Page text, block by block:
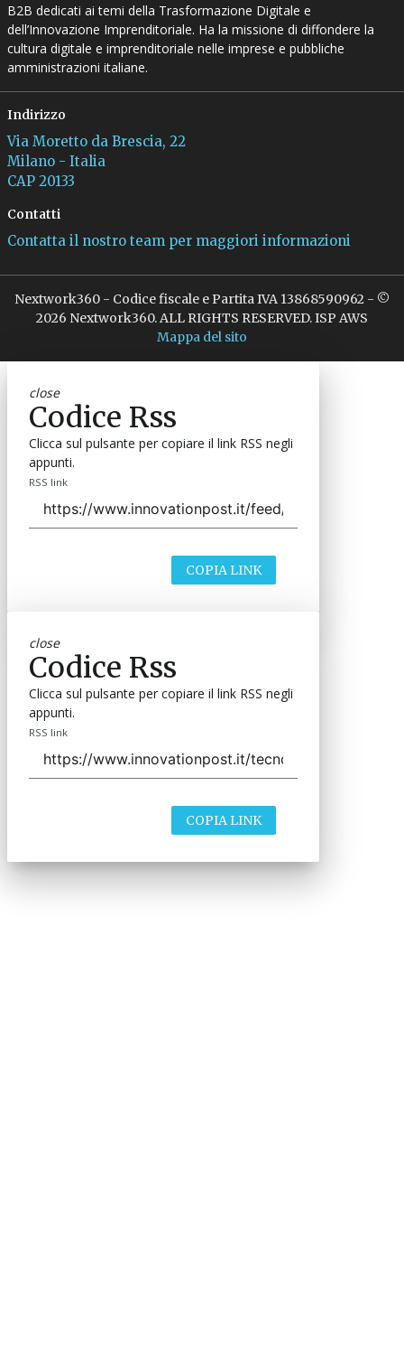
B2B dedicati ai temi della Trasformazione Digitale e
dell’Innovazione Imprenditoriale. Ha la missione di diffondere la
cultura digitale e imprenditoriale nelle imprese e pubbliche
amministrazioni italiane.
Indirizzo
Via Moretto da Brescia, 22
Milano - Italia
CAP 20133
Contatti
Contatta il nostro team per maggiori informazioni
Nextwork360 - Codice fiscale e Partita IVA 13868590962 - ©
2026 Nextwork360. ALL RIGHTS RESERVED. ISP AWS
Mappa del sito
close
Codice Rss
Clicca sul pulsante per copiare il link RSS negli
appunti.
RSS link
COPIA LINK
close
Codice Rss
Clicca sul pulsante per copiare il link RSS negli
appunti.
RSS link
COPIA LINK